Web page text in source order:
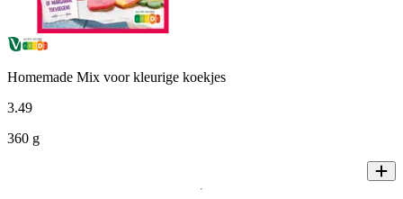
Homemade Mix voor kleurige koekjes
3.49
360 g